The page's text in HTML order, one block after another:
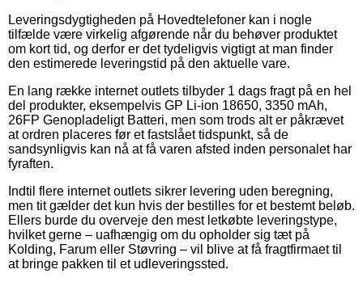
Leveringsdygtigheden på Hovedtelefoner kan i nogle
tilfælde være virkelig afgørende når du behøver produktet
om kort tid, og derfor er det tydeligvis vigtigt at man finder
den estimerede leveringstid på den aktuelle vare.
En lang række internet outlets tilbyder 1 dags fragt på en hel
del produkter, eksempelvis GP Li-ion 18650, 3350 mAh,
26FP Genopladeligt Batteri, men som trods alt er påkrævet
at ordren placeres før et fastslået tidspunkt, så de
sandsynligvis kan nå at få varen afsted inden personalet har
fyraften.
Indtil flere internet outlets sikrer levering uden beregning,
men tit gælder det kun hvis der bestilles for et bestemt beløb.
Ellers burde du overveje den mest letkøbte leveringstype,
hvilket gerne – uafhængig om du opholder sig tæt på
Kolding, Farum eller Støvring – vil blive at få fragtfirmaet til
at bringe pakken til et udleveringssted.